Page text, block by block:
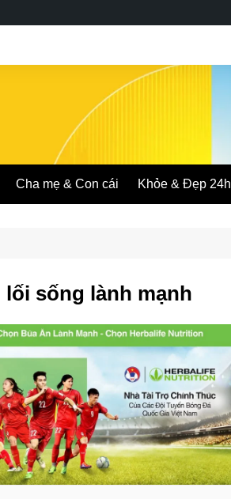
Cha mẹ & Con cái Khỏe & Đẹp 24h
lối sống lành mạnh